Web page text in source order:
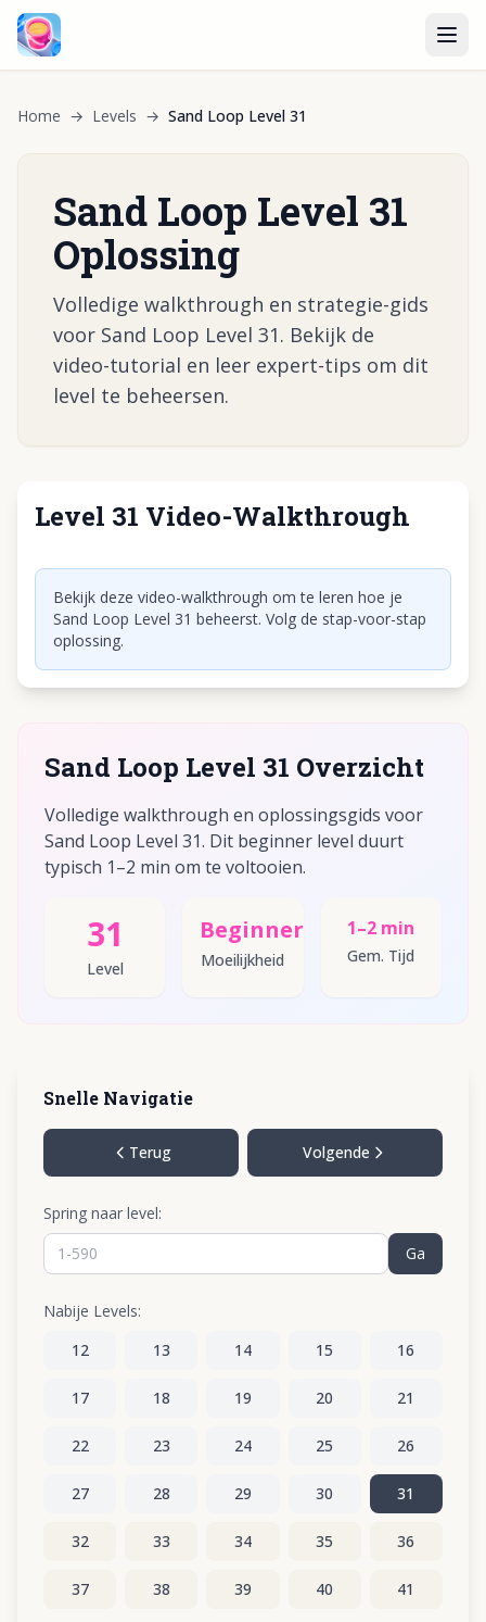
Home → Levels → Sand Loop Level 31
Sand Loop Level 31
Oplossing
Volledige walkthrough en strategie-gids
voor Sand Loop Level 31. Bekijk de
video-tutorial en leer expert-tips om dit
level te beheersen.
Level 31 Video-Walkthrough
Klik om video af te spelen
Bekijk deze video-walkthrough om te leren hoe je
Sand Loop Level 31 beheerst. Volg de stap-voor-stap
oplossing.
Sand Loop Level 31 Overzicht
Volledige walkthrough en oplossingsgids voor
Sand Loop Level 31. Dit beginner level duurt
typisch 1–2 min om te voltooien.
31
Level
Beginner
Moeilijkheid
1–2 min
Gem. Tijd
Snelle Navigatie
Terug Volgende
Spring naar level:
Ga
Nabije Levels:
12
13 14 15 16
17 18 19 20 21
22 23 24 25 26
27 28 29 30 31
32 33 34 35 36
37 38 39 40 41